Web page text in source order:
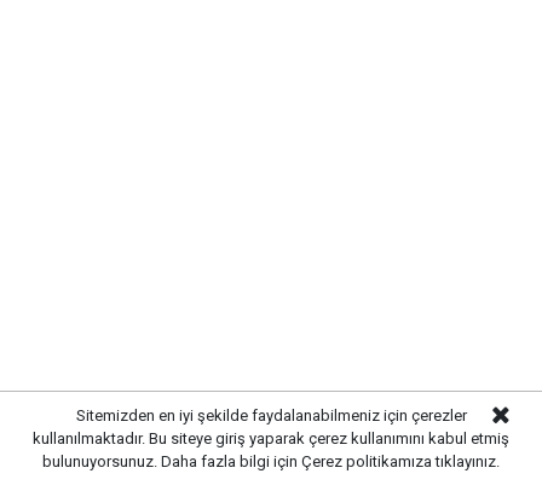
Sitemizden en iyi şekilde faydalanabilmeniz için çerezler
kullanılmaktadır. Bu siteye giriş yaparak çerez kullanımını kabul etmiş
bulunuyorsunuz. Daha fazla bilgi için Çerez politikamıza tıklayınız.